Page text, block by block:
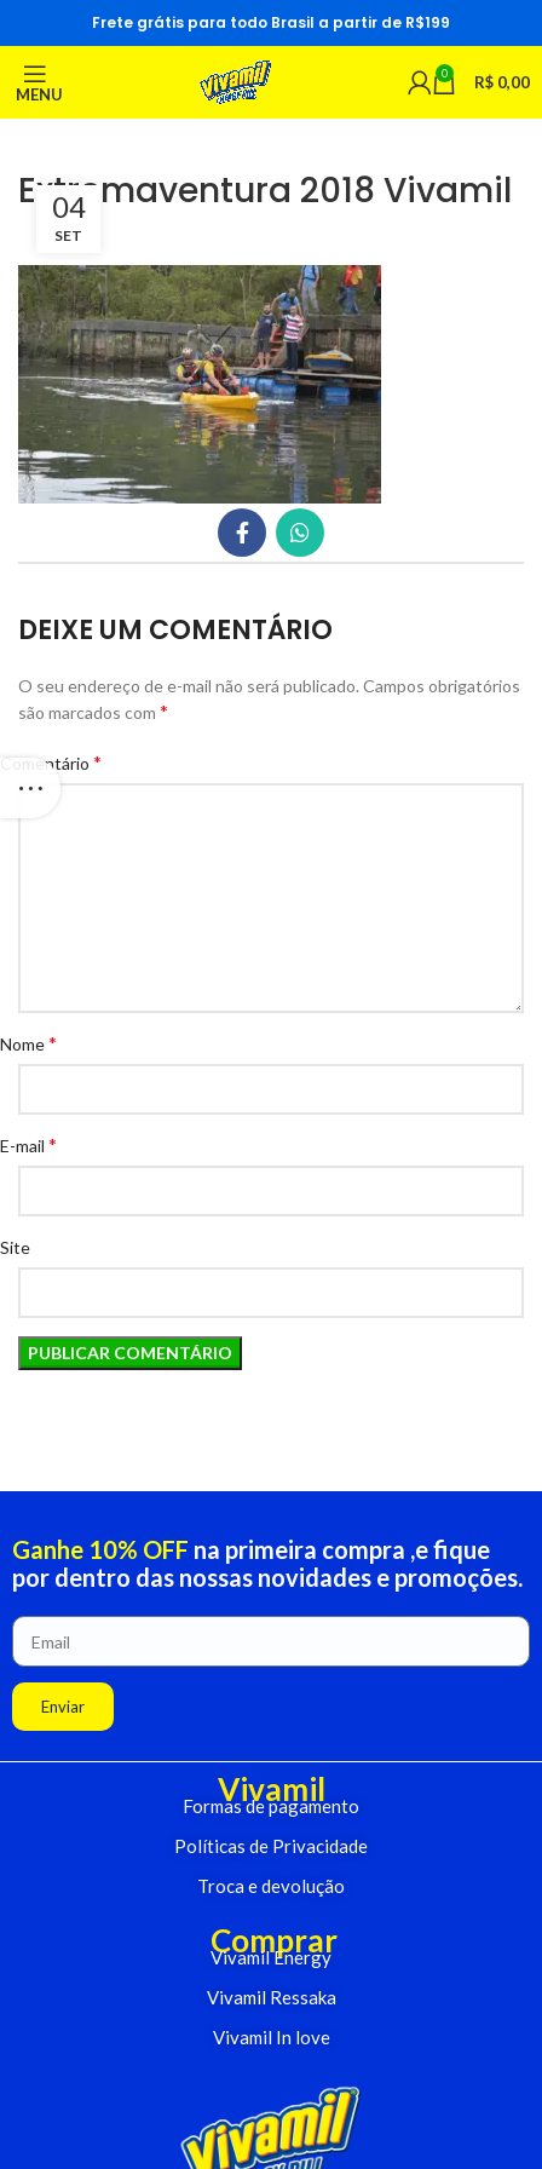
Frete grátis para todo Brasil a partir de R$199
MENU
0 R$ 0,00
Extremaventura 2018 Vivamil
04
SET
DEIXE UM COMENTÁRIO
O seu endereço de e-mail não será publicado. Campos obrigatórios
são marcados com *
Comentário *
Nome*
E-mail *
Site
Ganhe 10% OFF na primeira compra ,e fique
por dentro das nossas novidades e promoções.
Enviar
Vivamil
Formas de pagamento
Políticas de Privacidade
Troca e devolução
Comprar
Vivamil Energy
Vivamil Ressaka
Vivamil In love